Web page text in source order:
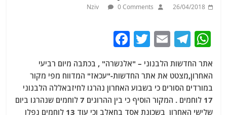
26/04/2018
Nziv 0 Comments
W
at
s
A
T
el
e
g
ra
E
ai
l
T
w
itt
er
c
e
b
אתר החדשות הלבנוני – "אלנשרה" , בכתבה מיום רביעי
האחרון,מצטט את אתר החדשות-"עכאז" המדווח מפי מקור
במורדים הסורים כי בשבוע האחרון נהרגו לחיזבאללה הלבנוני
17 לוחמים . המקור הוסיף כי בין ההרוגים 7 לוחמים שנהרגו ביום
שלישי האחרון בשכונת אסד בחאלב וכי עוד 13 לוחמים נפלו